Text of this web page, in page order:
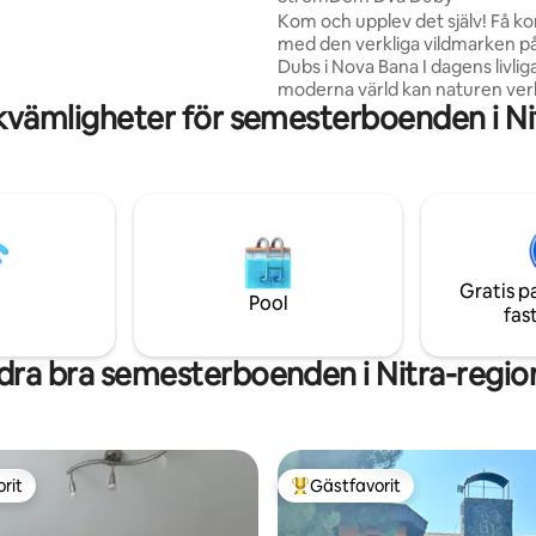
Kom och upplev det själv! Få kontakt
med den verkliga vildmarken
Dubs i Nova Bana I dagens livliga
moderna värld kan naturen
räckhåll. Vi inbjuder dig att
bakom dig ett ögonblick och
med den omgivande naturen.
gömda i kronorna av 2
Fastighetsikonen är en vriden
uteplatsen.
för semesterboenden i
Pool
Gratis
bra semesterboenden i Nitra-
Populär gästfavorit
Gästfavorit